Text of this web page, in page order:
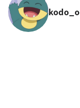
kodo_o